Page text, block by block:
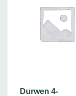
Durwen 4-